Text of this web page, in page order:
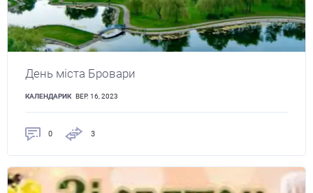
День міста Бровари
КАЛЕНДАРИК ВЕР. 16, 2023
0 3